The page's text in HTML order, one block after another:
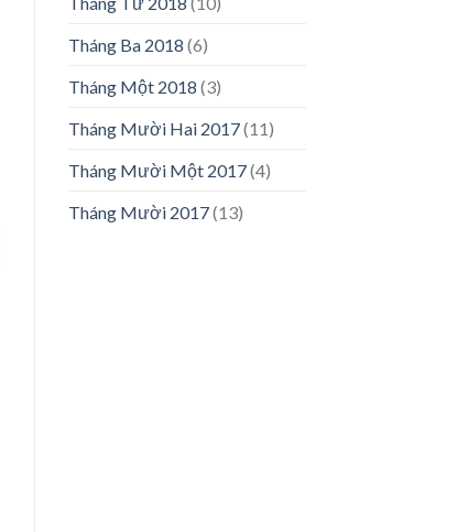
Tháng Ba 2018 (6)
Tháng Một 2018 (3)
Tháng Mười Hai 2017(11)
Tháng Mười Một 2017(4)
Tháng Mười 2017(13)